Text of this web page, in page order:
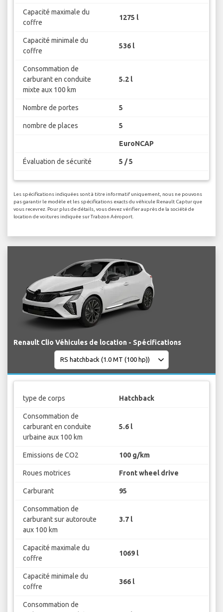
Capacité maximale du
coffre
1275 l
Capacité minimale du
coffre
536 l
Consommation de
carburant en conduite
mixte aux 100 km
5.2 l
Nombre de portes 5
nombre de places 5
EuroNCAP
Évaluation de sécurité 5 / 5
Les spécifications indiquées sont à titre informatif uniquement, nous ne pouvons
pas garantir le modèle et les spécifications exacts du véhicule Renault Captur que
vous recevrez. Pour plus de détails, vous devez vérifier auprès de la société de
location de voitures indiquée sur Trabzon Aéroport.
Renault Clio Véhicules de location - Spécifications
type de corps Hatchback
Consommation de
carburant en conduite
urbaine aux 100 km
5.6 l
Emissions de CO2 100 g/km
Roues motrices Front wheel drive
Carburant 95
Consommation de
carburant sur autoroute
aux 100 km
3.7 l
Capacité maximale du
coffre
1069 l
Capacité minimale du
coffre
366 l
Consommation de